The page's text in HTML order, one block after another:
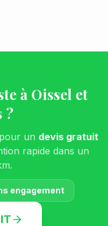
à Oissel et
?
un devis gratuit
rapide dans un
engagement